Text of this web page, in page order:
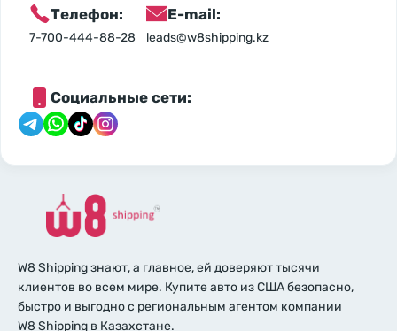
Телефон:
7-700-444-88-28
E-mail:
leads@w8shipping.kz
Социальные сети:
W8 Shipping знают, а главное, ей доверяют тысячи
клиентов во всем мире. Купите авто из США безопасно,
быстро и выгодно с региональным агентом компании
W8 Shipping в Казахстане.